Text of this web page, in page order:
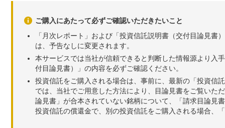
ご購入にあたって必ずご確認いただきたいこと
「月次レポート」および「投資信託説明書（交付目論見
は、予告なしに変更されます。
本サービスでは当社が信頼できると判断した情報源より入
付目論見書）」の内容を必ずご確認ください。
投資信託をご購入される場合は、事前に、最新の「投資信
では、当社でご用意した方法により、目論見書をご覧いた
論見書」が合本されていない銘柄について、「請求目論見
投資信託の償還金で、別の投資信託をご購入される場合、